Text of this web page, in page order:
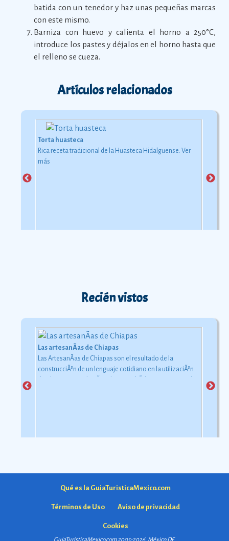
batida con un tenedor y haz unas pequeñas marcas
con este mismo.
Barniza con huevo y calienta el horno a 250°C,
introduce los pastes y déjalos en el horno hasta que
el relleno se cueza.
Artículos relacionados
Torta huasteca
Rica receta tradicional de la Huasteca Hidalguense. Ver
más
Recién vistos
Las artesanÃ­as de Chiapas
Las ArtesanÃ­as de Chiapas son el resultado de la
construcciÃ³n de un lenguaje cotidiano en la utilizaciÃ³n
Qué es la GuiaTuristicaMexico.com
Términos de Uso Aviso de privacidad
Cookies